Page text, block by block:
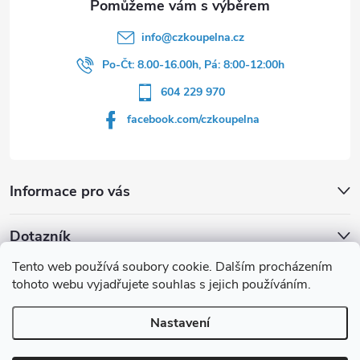
Tento web používá soubory cookie. Dalším procházením
tohoto webu vyjadřujete souhlas s jejich používáním.
Nastavení
Informace pro vás
info@czkoupelna.cz
Po-Čt: 8.00-16.00h, Pá: 8:00-12:00h
604 229 970
facebook.com/czkoupelna
Dotazník
Líbí se vám u sprchového koutu rám barvě
Počet hlasů:149